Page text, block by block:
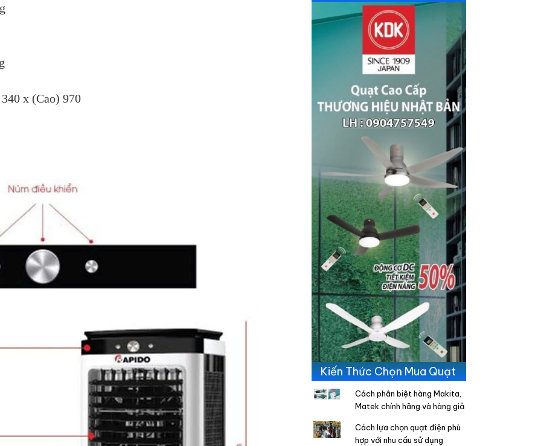
x (Cao) 970
Kiến Thức Chọn Mua Quạt
Cách phân biệt hàng Makita,
Matek chính hãng và hàng giả
Cách lựa chọn quạt điện phù
hợp với nhu cầu sử dụng